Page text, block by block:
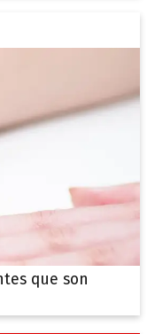
que son